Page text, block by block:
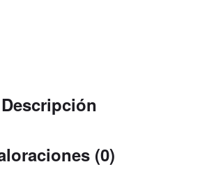
Descripción
(0)